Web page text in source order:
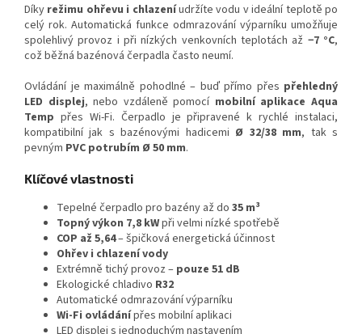
Díky režimu ohřevu i chlazeníudržíte vodu v ideální teplotě po
celý rok. Automatická funkce odmrazování výparníku umožňuje
spolehlivý provoz i při nízkých venkovních teplotách až −7 °C,
což běžná bazénová čerpadla často neumí.
Ovládání je maximálně pohodlné – buď přímo přes přehledný
LED displej, nebo vzdáleně pomocí mobilní aplikace Aqua
Temp přes Wi-Fi. Čerpadlo je připravené k rychlé instalaci,
kompatibilní jak s bazénovými hadicemi Ø 32/38 mm, tak s
pevným PVC potrubím Ø 50 mm.
Klíčové vlastnosti
Tepelné čerpadlo pro bazény až do 35 m³
Topný výkon 7,8 kWpři velmi nízké spotřebě
COP až 5,64– špičková energetická účinnost
Ohřev i chlazení vody
Extrémně tichý provoz – pouze 51 dB
Ekologické chladivo R32
Automatické odmrazování výparníku
Wi-Fi ovládánípřes mobilní aplikaci
LED displej s jednoduchým nastavením